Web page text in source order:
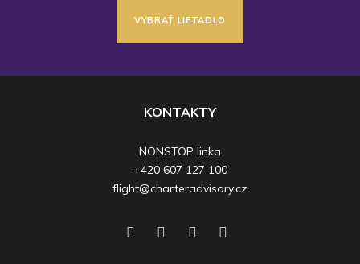
VYBRAŤ LIETADLO
KONTAKTY
NONSTOP linka
+420 607 127 100
flight@charteradvisory.cz